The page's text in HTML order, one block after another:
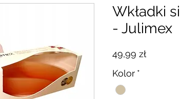
Wkładki
- Julimex
49,99 złCena
Kolor *